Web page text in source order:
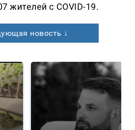
жителей с COVID-19.
новость ↓